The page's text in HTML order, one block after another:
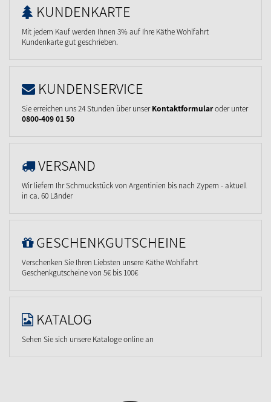
KUNDENKARTE
Mit jedem Kauf werden Ihnen 3% auf Ihre Käthe Wohlfahrt
Kundenkarte gut geschrieben.
KUNDENSERVICE
Sie erreichen uns 24 Stunden über unserKontaktformularoder unter
0800-409 01 50
VERSAND
Wir liefern Ihr Schmuckstück von Argentinien bis nach Zypern - aktuell
in ca. 60 Länder
GESCHENKGUTSCHEINE
Verschenken Sie Ihren Liebsten unsere Käthe Wohlfahrt
Geschenkgutscheine von 5€ bis 100€
KATALOG
Sehen Sie sich unsere Kataloge online an